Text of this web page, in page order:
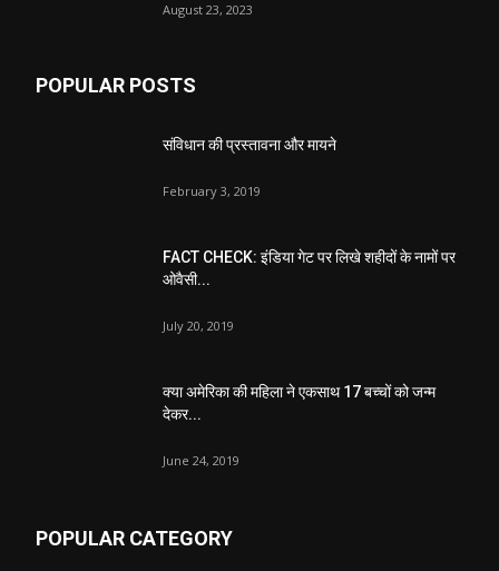
August 23, 2023
POPULAR POSTS
संविधान की प्रस्तावना और मायने
February 3, 2019
FACT CHECK: इंडिया गेट पर लिखे शहीदों के नामों पर
ओवैसी...
July 20, 2019
क्या अमेरिका की महिला ने एकसाथ 17 बच्चों को जन्म
देकर...
June 24, 2019
POPULAR CATEGORY